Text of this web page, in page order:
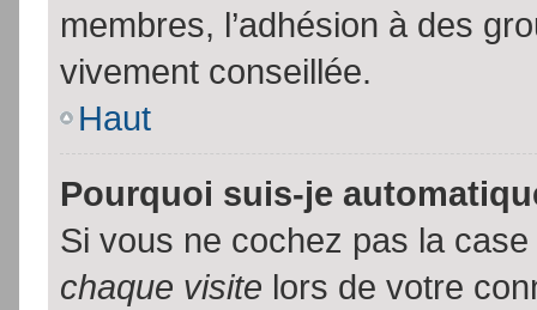
membres, l’adhésion à des
vivement conseillée.
Haut
Pourquoi suis-je
Si vous ne cochez pas la case
chaque visite lors de votre